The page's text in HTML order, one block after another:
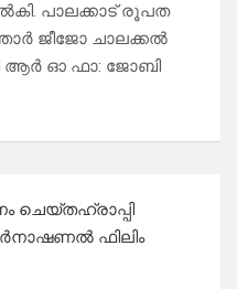
പാലക്കാട് രൂപത
ജീജോ ചാലക്കൽ
ആർ ഓ ഫാ: ജോബി
ചെയ്തഹ്രാപ്പി
ഫിലിം